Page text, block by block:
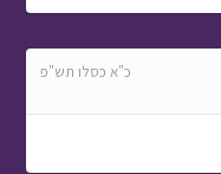
כ"א כסלו תש"פ